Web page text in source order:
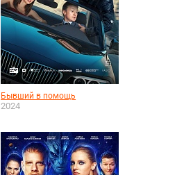
Бывший в помощь
2024